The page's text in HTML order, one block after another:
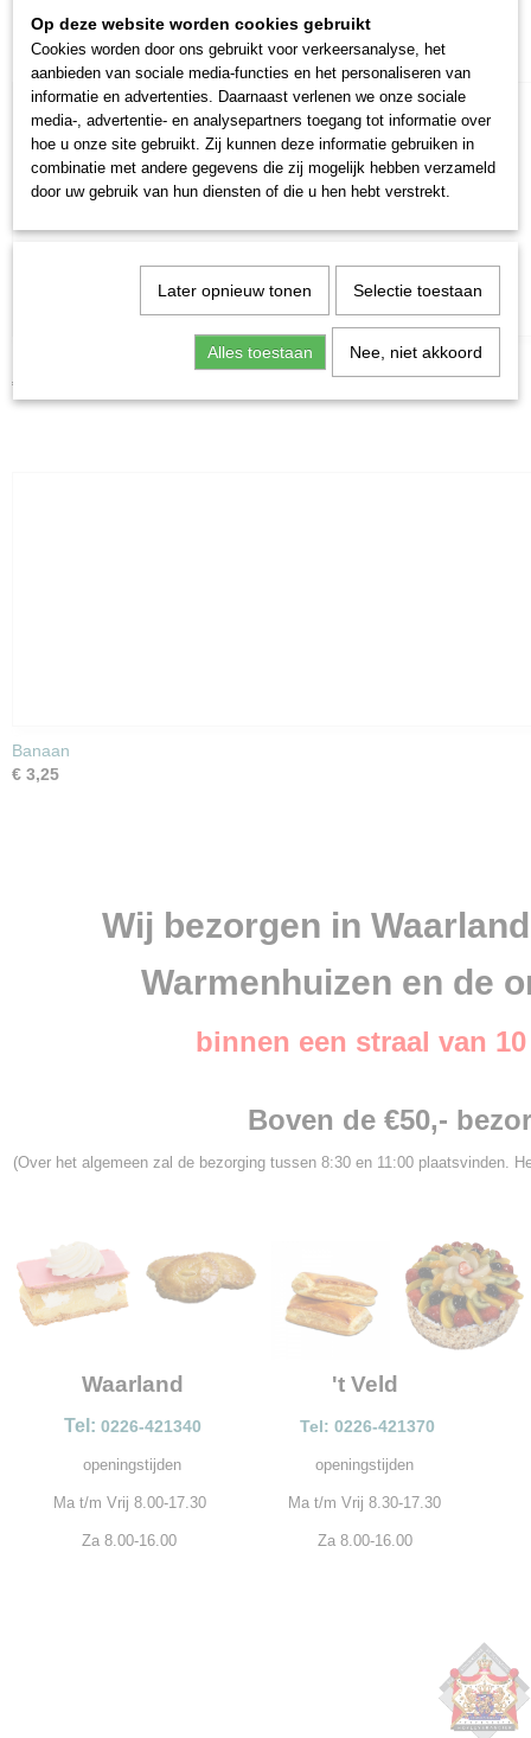
€ 3,25
Banaan
€ 3,25
Wij bezorgen in
Warmenhuizen en de
binnen een straal van
Boven de €50,-
(Over het algemeen zal de bezorging tussen 8:30 en 11:00 plaatsvinden.
Waarland
Tel: 0226-421340
openingstijden
Ma t/m Vrij 8.00-17.30
Za 8.00-16.00
't Veld
Tel: 0226-421370
openingstijden
Ma t/m Vrij 8.30-17.30
Za 8.00-16.00
Op deze website worden cookies gebruikt
Cookies worden door ons gebruikt voor verkeersanalyse, het
aanbieden van sociale media-functies en het personaliseren van
informatie en advertenties. Daarnaast verlenen we onze sociale
media-, advertentie- en analysepartners toegang tot informatie over
hoe u onze site gebruikt. Zij kunnen deze informatie gebruiken in
combinatie met andere gegevens die zij mogelijk hebben verzameld
door uw gebruik van hun diensten of die u hen hebt verstrekt.
Later opnieuw tonen Selectie toestaan
Alles toestaan Nee, niet akkoord